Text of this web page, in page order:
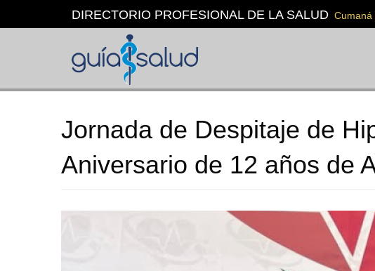
DIRECTORIO PROFESIONAL DE LA SALUD Cumaná
Jornada de Despitaje de
Aniversario de 12 años de